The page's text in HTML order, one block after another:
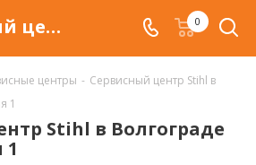
Сервисный центр по ремонту и обслуживанию инструмента Штиль в Волгограде 0
центры - Сервисный центр Stihl в
1
Stihl в Волгограде
1